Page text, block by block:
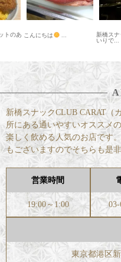
...
新橋スナックカラットのあ 新
ゆ
新橋スナックCLUB CARAT（
所にある通いやすいオススメ
楽しく飲める人気のお店です
もございますのでそちらも是
営業時間
19:00～1:00
東京都港区